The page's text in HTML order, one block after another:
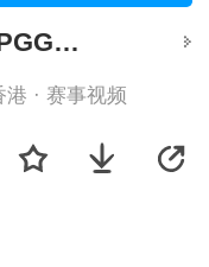
DTS vs M5(V神激情puck/PGG神速farm敌法)
· 赛事视频